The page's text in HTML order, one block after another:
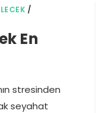
/
En
stresinden
seyahat